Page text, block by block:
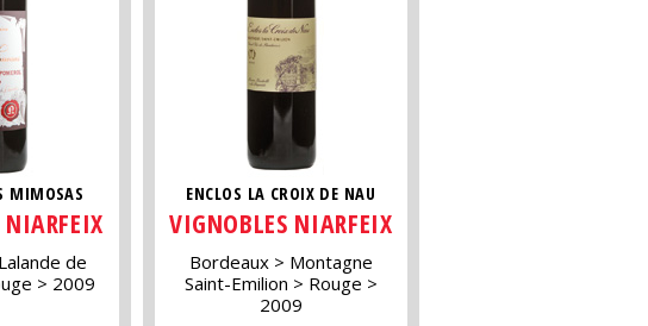
MIMOSAS
Lalande de
2009
ENCLOS LA CROIX DE NAU
VIGNOBLES NIARFEIX
Bordeaux
Montagne
Saint-Emilion
Rouge
2009